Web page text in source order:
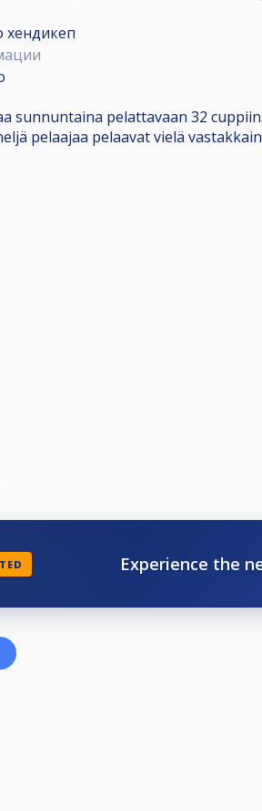
хендикеп
sunnuntaina pelattavaan 32
pelaajaa pelaavat vielä
Experience the